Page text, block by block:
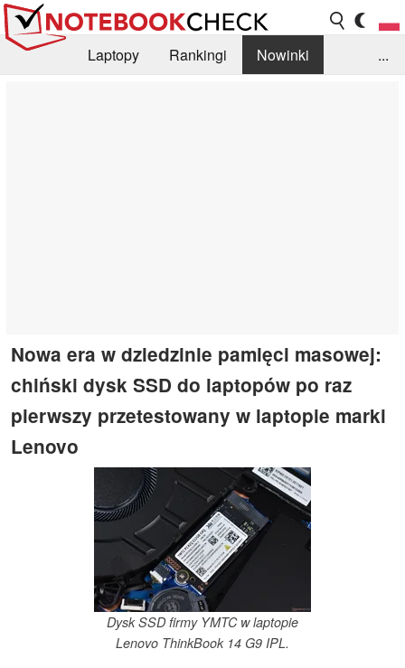
Laptopy Rankingi
Nowinki
...
Nowa era w dziedzinie pamięci masowej:
chiński dysk SSD do laptopów po raz
pierwszy przetestowany w laptopie marki
Lenovo
Dysk SSD firmy YMTC w laptopie
Lenovo ThinkBook 14 G9 IPL.